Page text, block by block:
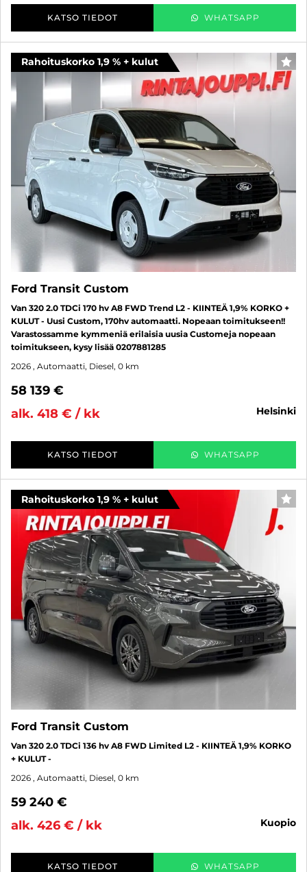
KATSO TIEDOT WHATSAPP
Rahoituskorko 1,9 % + kulut
Ford Transit Custom
Van 320 2.0 TDCi 170 hv A8 FWD Trend L2 - KIINTEÄ 1,9% KORKO +
KULUT - Uusi Custom, 170hv automaatti. Nopeaan toimitukseen!!
Varastossamme kymmeniä erilaisia uusia Customeja nopeaan
toimitukseen, kysy lisää 0207881285
2026 , Automaatti, Diesel, 0 km
58 139 €
alk. 418 € / kk
helsinki
KATSO TIEDOT WHATSAPP
Rahoituskorko 1,9 % + kulut
Ford Transit Custom
Van 320 2.0 TDCi 136 hv A8 FWD Limited L2 - KIINTEÄ 1,9% KORKO
+ KULUT -
2026 , Automaatti, Diesel, 0 km
59 240 €
alk. 426 € / kk
kuopio
KATSO TIEDOT WHATSAPP